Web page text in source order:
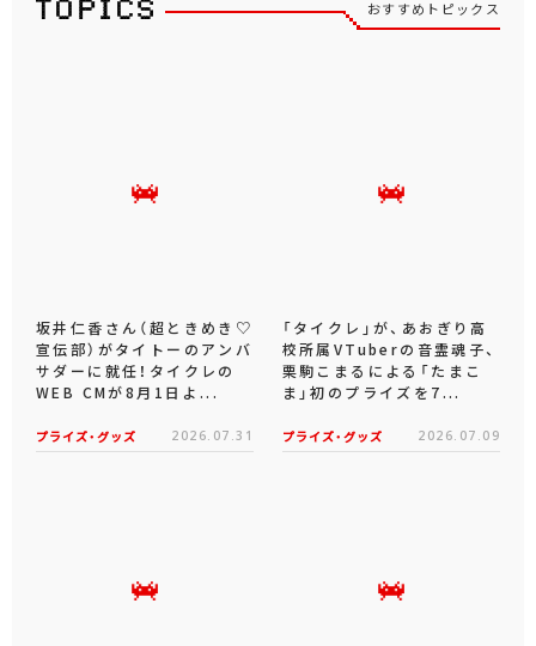
おすすめトピックス
坂井仁香さん（超ときめき♡
宣伝部）がタイトーのアンバ
サダーに就任！タイクレの
WEB CMが8月1日よ...
プライズ・グッズ 2026.07.31
「タイクレ」が、あおぎり高
校所属VTuberの音霊魂子、
栗駒こまるによる「たまこ
ま」初のプライズを7...
プライズ・グッズ 2026.07.09